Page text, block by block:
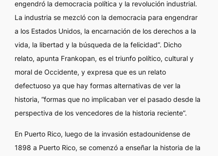
engendró la democracia política y la revolución industrial.
La industria se mezcló con la democracia para engendrar
a los Estados Unidos, la encarnación de los derechos a la
vida, la libertad y la búsqueda de la felicidad”. Dicho
relato, apunta Frankopan, es el triunfo político, cultural y
moral de Occidente, y expresa que es un relato
defectuoso ya que hay formas alternativas de ver la
historia, “formas que no implicaban ver el pasado desde la
perspectiva de los vencedores de la historia reciente”.
En Puerto Rico, luego de la invasión estadounidense de
1898 a Puerto Rico, se comenzó a enseñar la historia de la